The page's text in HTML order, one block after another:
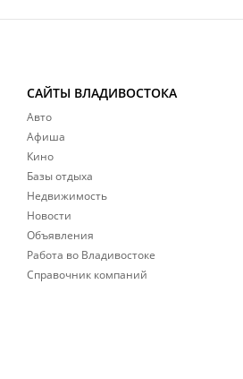
САЙТЫ ВЛАДИВОСТОКА
Авто
Афиша
Кино
Базы отдыха
Недвижимость
Новости
Объявления
Работа во Владивостоке
Справочник компаний